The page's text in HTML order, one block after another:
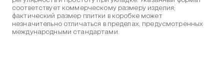
соответствует коммерческому размеру изделия;
фактический размер плитки в коробке может
незначительно отличаться в пределах, предусмотренных
международными стандартами.